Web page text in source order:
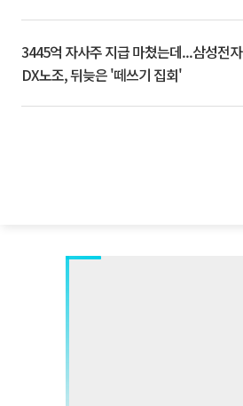
3445억 자사주 지급 마쳤는데...삼성전자
DX노조, 뒤늦은 '떼쓰기 집회'